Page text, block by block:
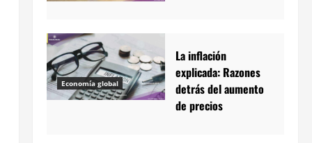
Economía global
La inflación
explicada: Razones
detrás del aumento
de precios